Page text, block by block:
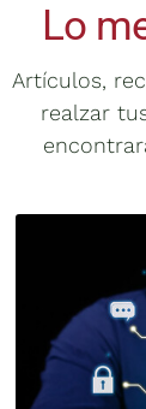
Lo
Artículos,
realzar